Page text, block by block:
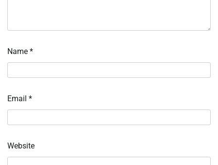
Name *
Email *
Website